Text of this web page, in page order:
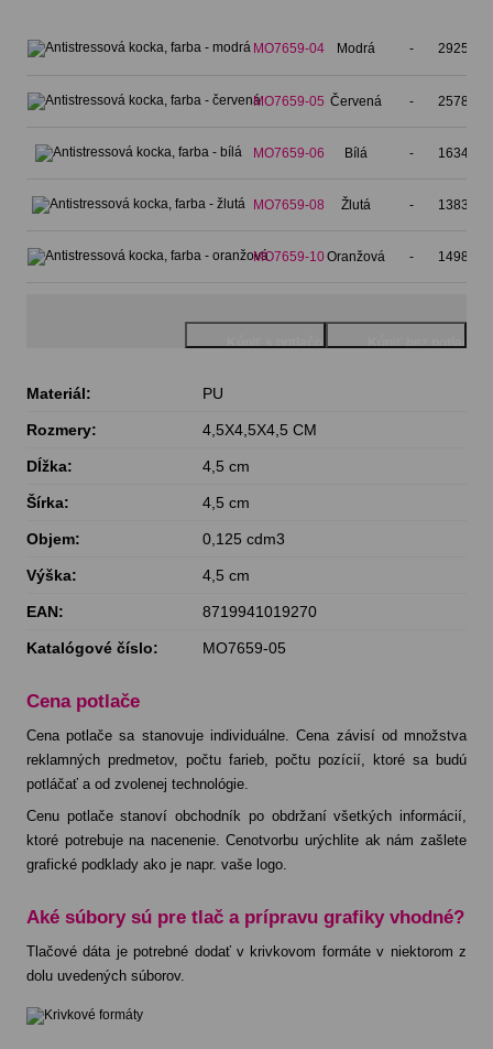
MO7659-04 Modrá - 29256 ks
MO7659-05 Červená - 25787 ks
MO7659-06 Bílá - 16347 ks
MO7659-08 Žlutá - 13832 ks
MO7659-10Oranžová - 14988 ks
Materiál: PU
Rozmery: 4,5X4,5X4,5 CM
Dĺžka: 4,5 cm
Šírka: 4,5 cm
Objem: 0,125 cdm3
Výška: 4,5 cm
EAN: 8719941019270
Katalógové číslo: MO7659-05
Cena potlače
Cena potlače sa stanovuje individuálne. Cena závisí od množstva
reklamných predmetov, počtu farieb, počtu pozícií, ktoré sa budú
potláčať a od zvolenej technológie.
Cenu potlače stanoví obchodník po obdržaní všetkých informácií,
ktoré potrebuje na nacenenie. Cenotvorbu urýchlite ak nám zašlete
grafické podklady ako je napr. vaše logo.
Aké súbory sú pre tlač a prípravu grafiky vhodné?
Tlačové dáta je potrebné dodať v krivkovom formáte v niektorom z
dolu uvedených súborov.